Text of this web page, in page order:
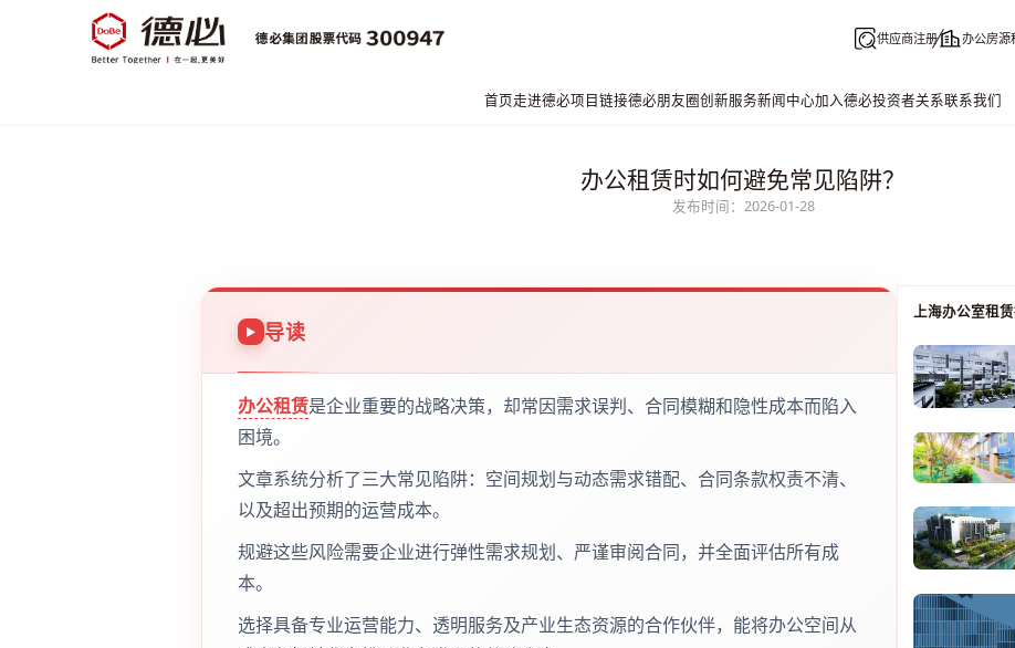
供应商注册 办公房源
首页走进德必项目链接德必朋友圈创新服务新闻中心加入德必投资者关系联系我们
办公租赁时如何避免常见陷阱？
发布时间：2026-01-28
导读
办公租赁是企业重要的战略决策，却常因需求误判、合同模糊和隐性成本而陷入
困境。
文章系统分析了三大常见陷阱：空间规划与动态需求错配、合同条款权责不清、
以及超出预期的运营成本。
规避这些风险需要企业进行弹性需求规划、严谨审阅合同，并全面评估所有成
本。
选择具备专业运营能力、透明服务及产业生态资源的合作伙伴，能将办公空间从
上海办公室租